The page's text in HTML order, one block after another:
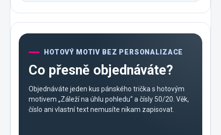
HOTOVÝ MOTIV BEZ PERSONALIZACE
Co přesně objednáváte?
Objednáváte jeden kus pánského trička s hotovým
motivem „Záleží na úhlu pohledu“ a čísly 50/20. Věk,
číslo ani vlastní text nemusíte nikam zapisovat.